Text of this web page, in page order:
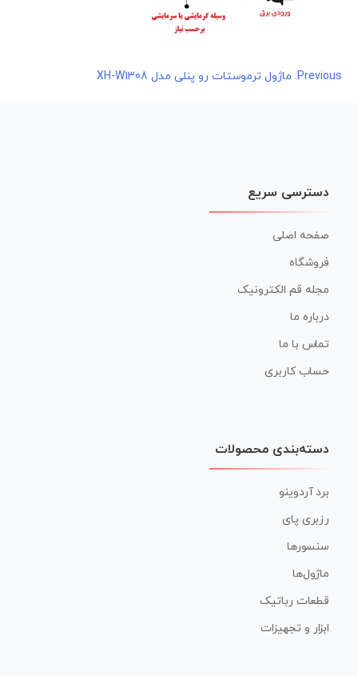
راهبری
Previous: ماژول ترموستات رو پنلی مدل XH-W1308
دسترسی سریع
صفحه اصلی
فروشگاه
مجله قم الکترونیک
درباره ما
تماس با ما
حساب کاربری
دسته‌بندی محصولات
برد آردوینو
رزبری پای
سنسورها
ماژول‌ها
قطعات رباتیک
ابزار و تجهیزات